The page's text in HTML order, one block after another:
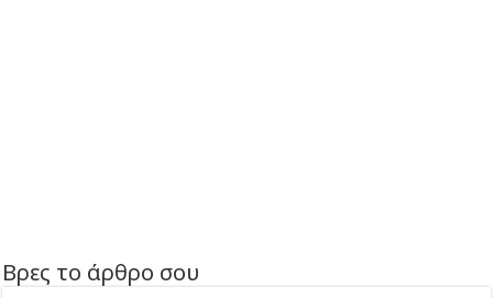
Βρες το άρθρο σου